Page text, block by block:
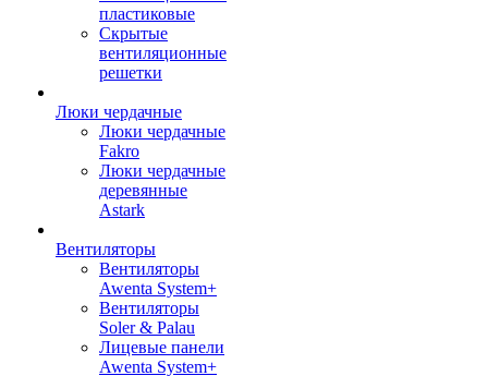
пластиковые
Скрытые
вентиляционные
решетки
Люки чердачные
Люки чердачные
Fakro
Люки чердачные
деревянные
Astark
Вентиляторы
Вентиляторы
Awenta System+
Вентиляторы
Soler & Palau
Лицевые панели
Awenta System+